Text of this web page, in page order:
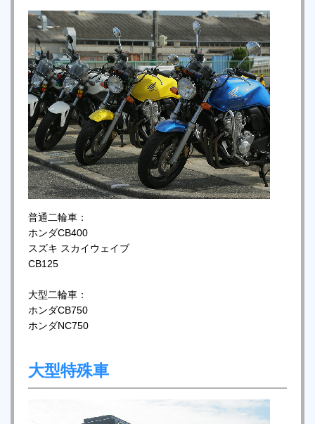
普通二輪車：
ホンダCB400
スズキ スカイウェイブ
CB125
大型二輪車：
ホンダCB750
ホンダNC750
大型特殊車